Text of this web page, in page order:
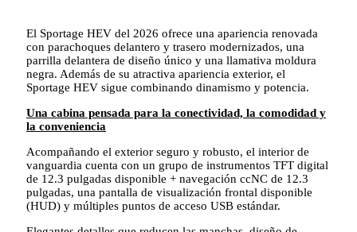
El Sportage HEV del 2026 ofrece una apariencia renovada
con parachoques delantero y trasero modernizados, una
parrilla delantera de diseño único y una llamativa moldura
negra. Además de su atractiva apariencia exterior, el
Sportage HEV sigue combinando dinamismo y potencia.
Una cabina pensada para la conectividad, la comodidad y
la conveniencia
Acompañando el exterior seguro y robusto, el interior de
vanguardia cuenta con un grupo de instrumentos TFT digital
de 12.3 pulgadas disponible + navegación ccNC de 12.3
pulgadas, una pantalla de visualización frontal disponible
(HUD) y múltiples puntos de acceso USB estándar.